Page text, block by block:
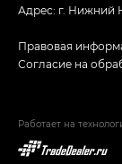
Адрес: г. Нижний
Правовая
Согласие на
Работает на